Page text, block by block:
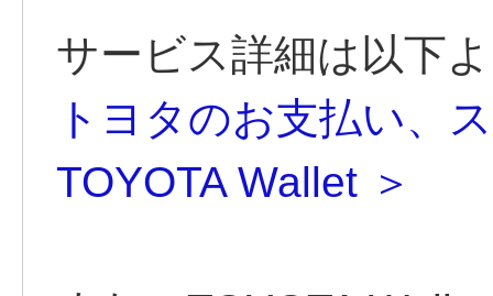
サービス詳細は以下
トヨタのお支払い、
TOYOTA Wallet ＞